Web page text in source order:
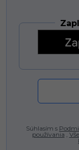
Súhlasím s
používania